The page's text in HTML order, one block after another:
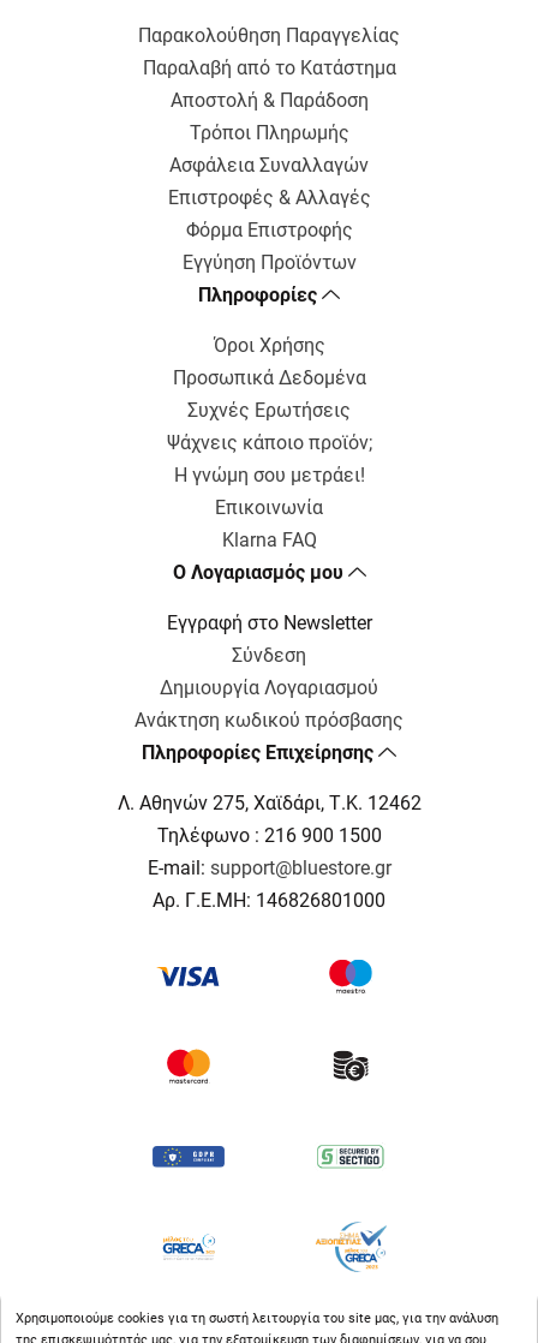
Παρακολούθηση Παραγγελίας
Παραλαβή από το Κατάστημα
Αποστολή & Παράδοση
Τρόποι Πληρωμής
Ασφάλεια Συναλλαγών
Επιστροφές & Αλλαγές
Φόρμα Επιστροφής
Εγγύηση Προϊόντων
Πληροφορίες
Όροι Χρήσης
Προσωπικά Δεδομένα
Συχνές Ερωτήσεις
Ψάχνεις κάποιο προϊόν;
Η γνώμη σου μετράει!
Επικοινωνία
Klarna FAQ
Ο Λογαριασμός μου
Εγγραφή στο Newsletter
Σύνδεση
Δημιουργία Λογαριασμού
Ανάκτηση κωδικού πρόσβασης
Πληροφορίες Επιχείρησης
Λ. Αθηνών 275, Χαϊδάρι, Τ.Κ. 12462
Τηλέφωνο : 216 900 1500
E-mail: support@bluestore.gr
Αρ. Γ.Ε.ΜΗ: 146826801000
Χρησιμοποιούμε cookies για τη σωστή λειτουργία του site μας, για την ανάλυση